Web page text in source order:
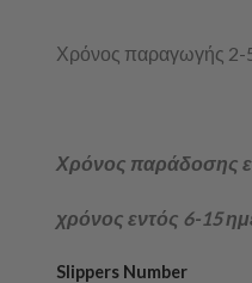
Χρόνος παραγωγής 2-
Χρόνος παράδοσης
χρόνος εντός 6-15
Slippers Number